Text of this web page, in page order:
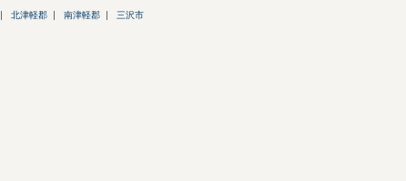
北津軽郡 南津軽郡 三沢市